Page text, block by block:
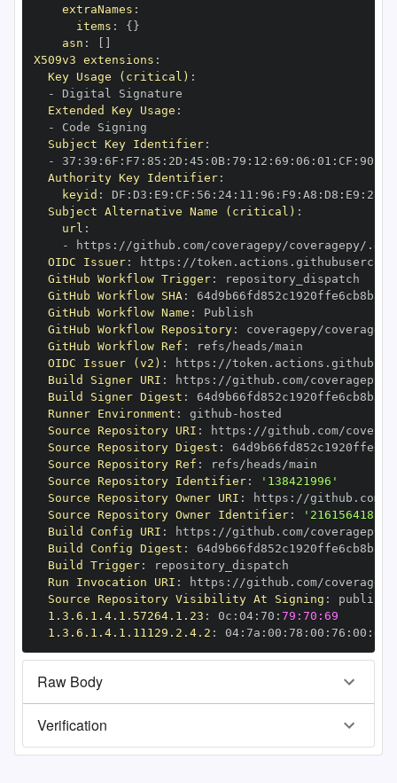
extraNames :
items : { }
asn :
X509v3 extensions :
Key Usage (critical) :
-
Extended Key Usage :
-
Subject Key Identifier:
-
37 : 39 : 6F : F7 : 85 : 2D : 45 : 0B: 79 : 12 : 69 : 06 : 01 : CF : 90
Authority Key Identifier:
keyid : DF : D3 : E9 : CF : 56 : 24: 11 : 96 : F9 : A8 : D8 : E9 : 28
Subject Alternative Name (critical) :
url :
-
https :
OIDC Issuer: https :
GitHub Workflow Trigger:
GitHub Workflow SHA:
GitHub Workflow Name :
GitHub Workflow Repository:
GitHub Workflow Ref :
OIDC Issuer (v2) : https :
Build Signer URI : https :
Build Signer Digest :
Runner Environment : github -
Source Repository URI : https :
Source Repository Digest :
Source Repository Ref :
Source Repository Identifier:
'138421996'
Source Repository Owner URI : https :
Source Repository Owner Identifier:
'216156418'
Build Config URI : https :
Build Config Digest :
Build Trigger:
Run Invocation URI : https :
Source Repository Visibility At Signing :
1.3.6.1.4.1.57264.1.23 : 0c : 04: 70 : 79:70:69
1.3.6.1.4.1.11129.2.4.2 : 04: 7a : 00 : 78 : 00 : 76 : 00 : dd
Raw Body
Verification